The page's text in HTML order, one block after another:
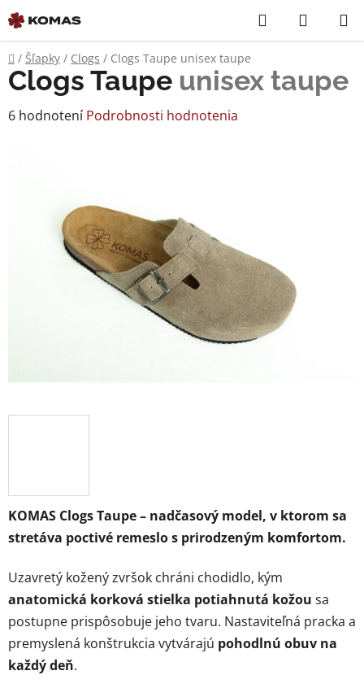
Prejsť
na
obsah
Hľadať
KOŠÍK
Domov
/ Šľapky / Clogs / Clogs Taupe unisex taupe
KOMAS Clogs Taupe – nadčasový model, v ktorom sa
stretáva poctivé remeslo s prirodzeným komfortom.
Uzavretý kožený zvršok chráni chodidlo, kým
anatomická korková stielka potiahnutá kožou sa
postupne prispôsobuje jeho tvaru. Nastaviteľná pracka a
premyslená konštrukcia vytvárajú pohodlnú obuv na
každý deň.
Clogs Taupe unisex taupe
Priemerné
hviezdičiek.
6 hodnotení Podrobnosti hodnotenia